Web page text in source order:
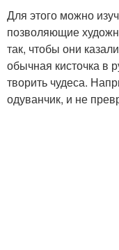
Для этого можно
позволяющие
так, чтобы они
обычная кисточка в
творить чудеса.
одуванчик, и не